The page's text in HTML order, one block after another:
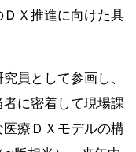
Ｘ推進に向けた具
員として参画し、
に密着して現場課
療ＤＸモデルの構